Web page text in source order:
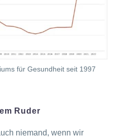
für Gesundheit seit 1997
Ruder
niemand, wenn wir